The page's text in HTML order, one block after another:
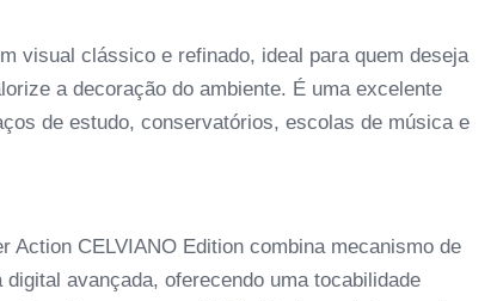
visual clássico e refinado, ideal para quem deseja
a decoração do ambiente. É uma excelente
de estudo, conservatórios, escolas de música e
Action CELVIANO Edition combina mecanismo de
avançada, oferecendo uma tocabilidade